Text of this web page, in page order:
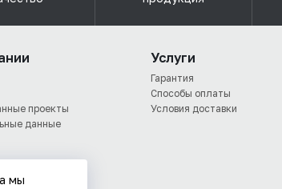
проекты
данные
Услуги
Гарантия
Способы оплаты
Условия доставки
мы